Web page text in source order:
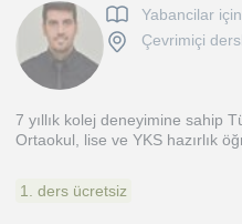
Yabancilar
Çevrimiçi
7 yıllık kolej deneyimine sahip
Ortaokul, lise ve YKS hazırlık
1. ders ücretsiz